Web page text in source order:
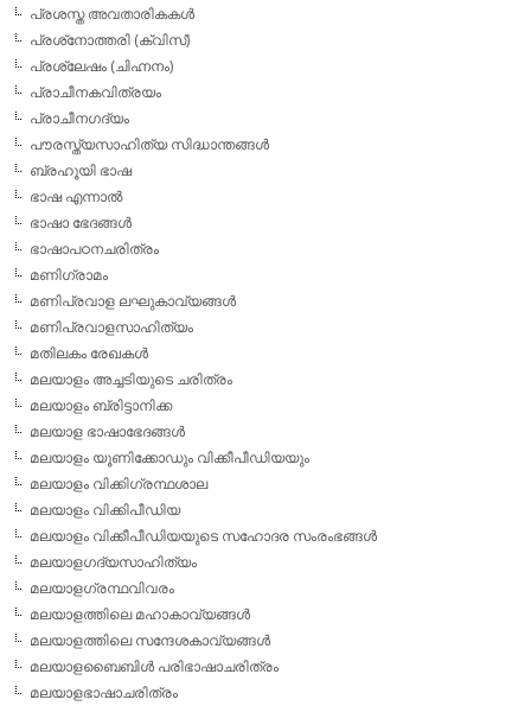
പ്രശസ്ത അവതാരികകള്‍
പ്രശ്‌നോത്തരി (ക്വിസ്)
പ്രശ്ലേഷം (ചിഹ്നനം)
പ്രാചീനകവിത്രയം
പ്രാചീനഗദ്യം
പൗരസ്ത്യസാഹിത്യ സിദ്ധാന്തങ്ങള്‍
ബ്രഹൂയി ഭാഷ
ഭാഷ എന്നാല്‍
ഭാഷാ ഭേദങ്ങള്‍
ഭാഷാപഠനചരിത്രം
മണിഗ്രാമം
മണിപ്രവാള ലഘുകാവ്യങ്ങള്‍
മണിപ്രവാളസാഹിത്യം
മതിലകം രേഖകള്‍
മലയാളം അച്ചടിയുടെ ചരിത്രം
മലയാളം ബ്രിട്ടാനിക്ക
മലയാള ഭാഷാഭേദങ്ങള്‍
മലയാളം യൂണിക്കോഡും വിക്കീപീഡിയയും
മലയാളം വിക്കിഗ്രന്ഥശാല
മലയാളം വിക്കിപീഡിയ
മലയാളം വിക്കീപീഡിയയുടെ സഹോദര സംരംഭങ്ങള്‍
മലയാളഗദ്യസാഹിത്യം
മലയാളഗ്രന്ഥവിവരം
മലയാളത്തിലെ മഹാകാവ്യങ്ങള്‍
മലയാളത്തിലെ സന്ദേശകാവ്യങ്ങള്‍
മലയാളബൈബിള്‍ പരിഭാഷാചരിത്രം
മലയാളഭാഷാചരിത്രം